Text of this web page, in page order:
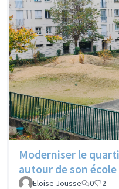
Moderniser le
autour de son école
Eloise Jousse 0 2